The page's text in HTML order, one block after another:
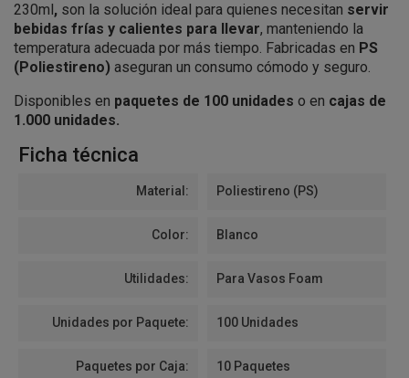
230ml, son la solución ideal para quienes necesitan servir
bebidas frías y calientes para llevar, manteniendo la
temperatura adecuada por más tiempo. Fabricadas en PS
(Poliestireno) aseguran un consumo cómodo y seguro.
Disponibles en paquetes de 100 unidades o en cajas de
1.000 unidades.
Ficha técnica
Material: Poliestireno (PS)
Color: Blanco
Utilidades: Para Vasos Foam
Unidades por Paquete: 100 Unidades
Paquetes por Caja: 10 Paquetes